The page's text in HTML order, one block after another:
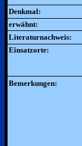
Denkmal:
erwähnt:
Literaturnachweis:
Einsatzorte:
Bemerkungen: